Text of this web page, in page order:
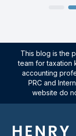
This blog is the
team for taxation
accounting
PRC and
website do